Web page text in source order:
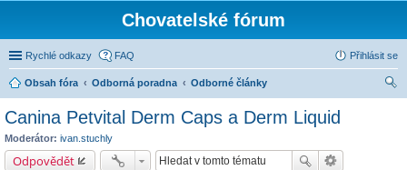
Chovatelské fórum
Rychlé odkazy FAQ Přihlásit se
Obsah fóra Odborná poradna
Odborné články
Canina Petvital Derm Caps a Derm Liquid
Moderátor: ivan.stuchly
Odpovědět